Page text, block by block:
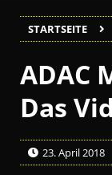
STARTSEITE
ADAC
Das
23. April 2018